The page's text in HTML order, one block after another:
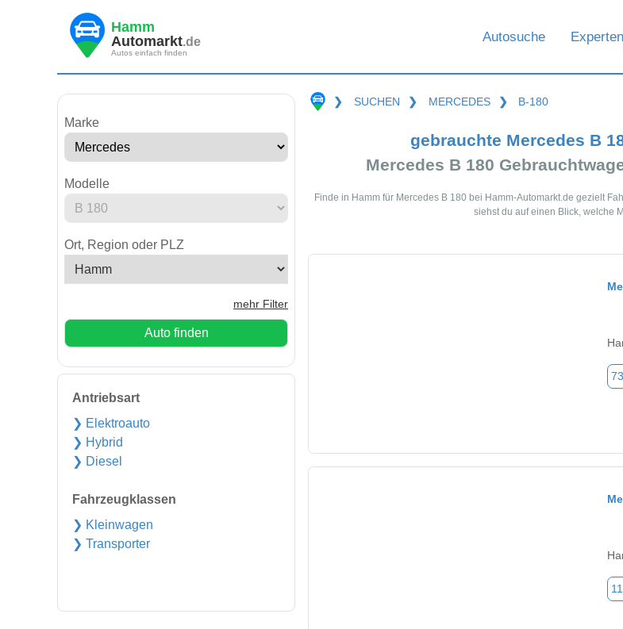
Hamm
Automarkt.de
Autos einfach finden
Autosuche
Marke
Modelle
Ort, Region oder PLZ
mehr Filter
Auto finden
Antriebsart
❯ Elektroauto
❯ Hybrid
❯ Diesel
Fahrzeugklassen
❯ Kleinwagen
❯ Transporter
❯ SUCHEN ❯ MERCEDES ❯ B-180
gebrauchte Mercedes B
Mercedes B 180
Finde in Hamm für Mercedes B 180 bei Hamm-Automarkt.de gezielt
siehst du auf einen Blick, welche